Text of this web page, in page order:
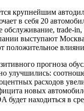
крупнейшим
в себя 20
обслуживание, trade-
выступают
прогноза
расходов
новых
будет находиться в